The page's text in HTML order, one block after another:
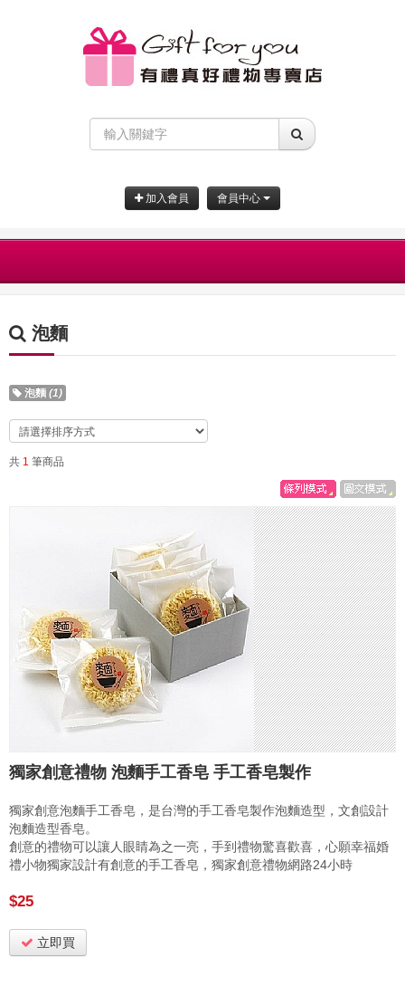
加入會員 會員中心
泡麵
泡麵 (1)
共 1 筆商品
獨家創意禮物 泡麵手工香皂 手工香皂製作
獨家創意泡麵手工香皂，是台灣的手工香皂製作泡麵造型，文創設計
泡麵造型香皂。
創意的禮物可以讓人眼睛為之一亮，手到禮物驚喜歡喜，心願幸福婚
禮小物獨家設計有創意的手工香皂，獨家創意禮物網路24小時
$25
立即買